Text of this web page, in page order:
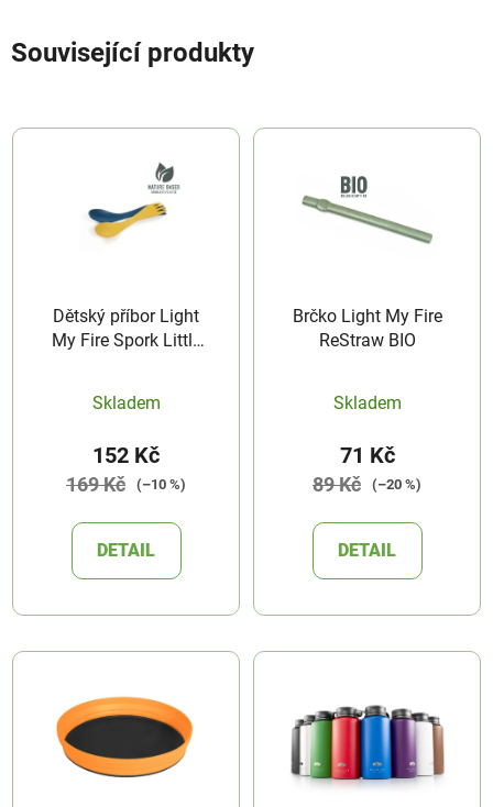
Související produkty
Dětský příbor Light
My Fire Spork Little
Skladem
152 Kč
169 Kč (–10 %)
DETAIL
Brčko Light My Fire
ReStraw BIO
Skladem
71 Kč
89 Kč (–20 %)
DETAIL